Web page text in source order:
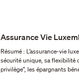
Assurance Vie
Résumé : L’assurance-vie luxembourgeoise est reconnue comme un outil patrimonial haut de gamme grâce à sa
sécurité unique, sa flexibilité
privilège”, les épargnants